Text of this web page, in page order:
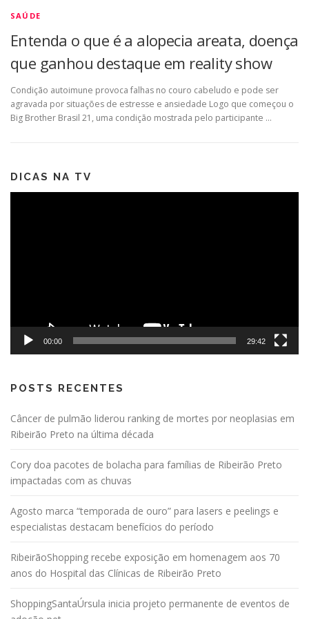
SAÚDE
Entenda o que é a alopecia areata, doença
que ganhou destaque em reality show
Condição autoimune provoca falhas no couro cabeludo e pode ser
agravada por situações de estresse e ansiedade Logo que começou o
Big Brother Brasil 21, uma condição mostrada pelo participante …
DICAS NA TV
00:00 29:42
POSTS RECENTES
Câncer de pulmão liderou ranking de mortes por neoplasias em
Ribeirão Preto na última década
Cory doa pacotes de bolacha para famílias de Ribeirão Preto
impactadas com as chuvas
Agosto marca “temporada de ouro” para lasers e peelings e
especialistas destacam benefícios do período
RibeirãoShopping recebe exposição em homenagem aos 70
anos do Hospital das Clínicas de Ribeirão Preto
ShoppingSantaÚrsula inicia projeto permanente de eventos de